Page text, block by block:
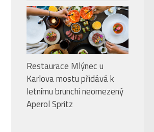
Restaurace Mlýnec u
Karlova mostu přidává k
letnímu brunchi neomezený
Aperol Spritz